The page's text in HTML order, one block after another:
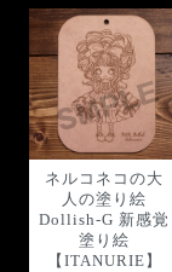
ネルコネコの大
人の塗り絵
Dollish-G 新感覚
塗り絵
【ITANURIE】